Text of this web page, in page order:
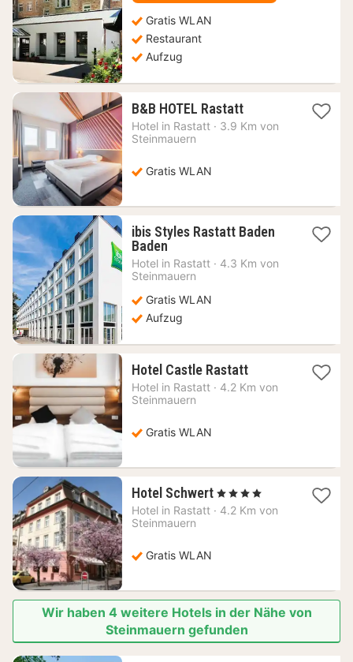
Gratis WLAN
Restaurant
Aufzug
B&B HOTEL Rastatt1
Nacht
Hotel in Rastatt · 3.9 Km von
Steinmauern
Gratis WLAN
ibis Styles Rastatt Baden
Baden1
Nacht
ab
€
Hotel in Rastatt · 4.3 Km von
Steinmauern
Gratis WLAN
Aufzug
Hotel Castle Rastatt1
Nacht
Hotel in Rastatt · 4.2 Km von
Steinmauern
Gratis WLAN
Hotel Schwert 1
Nacht
, 4 Sterne
Hotel in Rastatt · 4.2 Km von
Steinmauern
Gratis WLAN
Wir haben 4 weitere Hotels in der Nähe von
Steinmauern gefunden